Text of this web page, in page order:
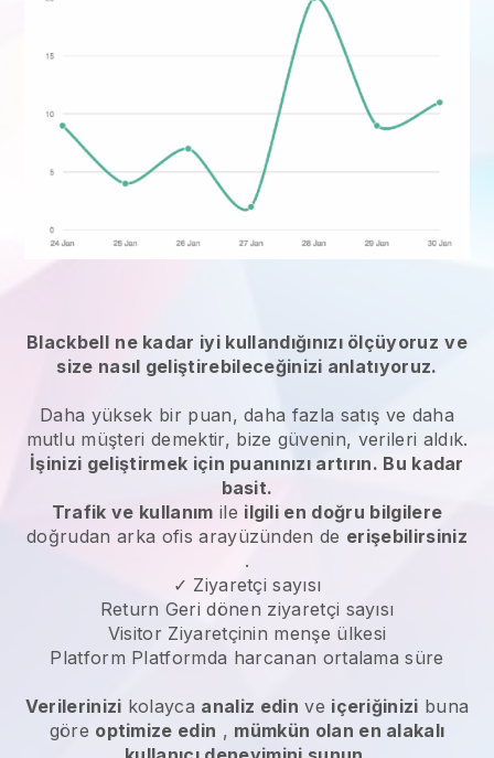
Blackbell ne kadar iyi kullandığınızı ölçüyoruz ve
size nasıl geliştirebileceğinizi anlatıyoruz.
Daha yüksek bir puan, daha fazla satış ve daha
mutlu müşteri demektir, bize güvenin, verileri aldık.
İşinizi geliştirmek için puanınızı artırın. Bu kadar
basit.
Trafik ve kullanım ile ilgili en doğru bilgilere
doğrudan arka ofis arayüzünden de erişebilirsiniz
.
✓ Ziyaretçi sayısı
Return Geri dönen ziyaretçi sayısı
Visitor Ziyaretçinin menşe ülkesi
Platform Platformda harcanan ortalama süre
Verilerinizi kolayca analiz edin ve içeriğinizi buna
göre optimize edin , mümkün olan en alakalı